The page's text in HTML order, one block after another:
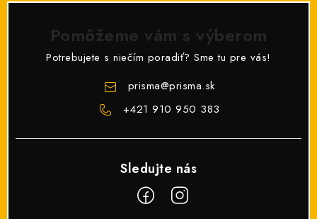
Pomôžeme vám s výberom
Potrebujete s niečím poradiť? Sme tu pre vás!
prisma@prisma.sk
+421 910 950 383